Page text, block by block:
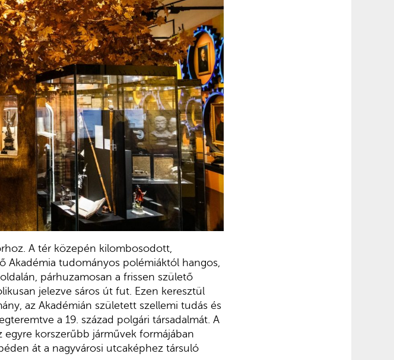
A tér közepén kilombosodott,
Akadémia tudományos polémiáktól hangos,
párhuzamosan a frissen születő
jelezve sáros út fut. Ezen keresztül
az Akadémián született szellemi tudás és
a 19. század polgári társadalmát. A
korszerűbb járművek formájában
át a nagyvárosi utcaképhez társuló